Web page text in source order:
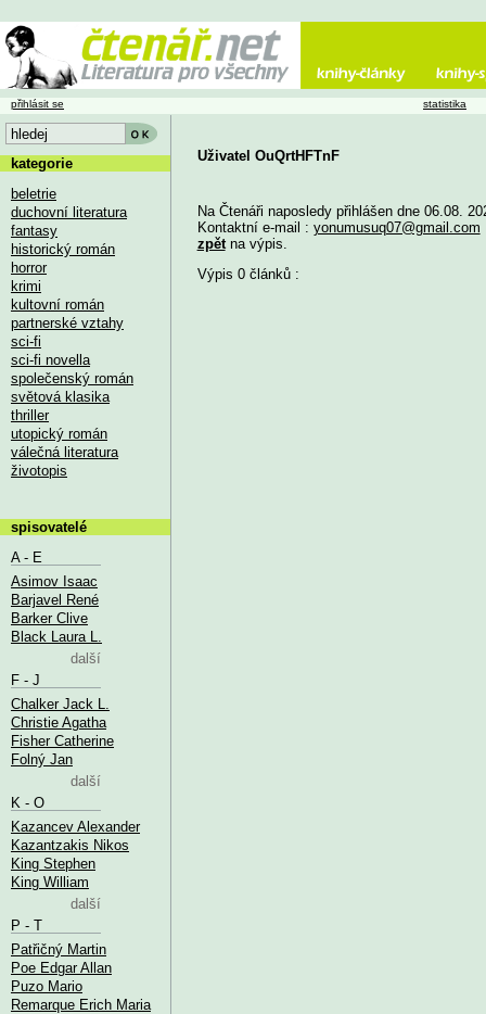
Uživatel OuQrtHFTnF
Na Čtenáři naposledy přihlášen dne 06.08.
Kontaktní e-mail : yonumusuq07@gmail.com
zpětna výpis.
Výpis 0 článků :
přihlásit se statistika
kategorie
beletrie
duchovní literatura
fantasy
historický román
horror
krimi
kultovní román
partnerské vztahy
sci-fi
sci-fi novella
společenský román
světová klasika
thriller
utopický román
válečná literatura
životopis
spisovatelé
A - E
Asimov Isaac
Barjavel René
Barker Clive
Black Laura L.
další
F - J
Chalker Jack L.
Christie Agatha
Fisher Catherine
Folný Jan
další
K - O
Kazancev Alexander
Kazantzakis Nikos
King Stephen
King William
další
P - T
Patřičný Martin
Poe Edgar Allan
Puzo Mario
Remarque Erich Maria